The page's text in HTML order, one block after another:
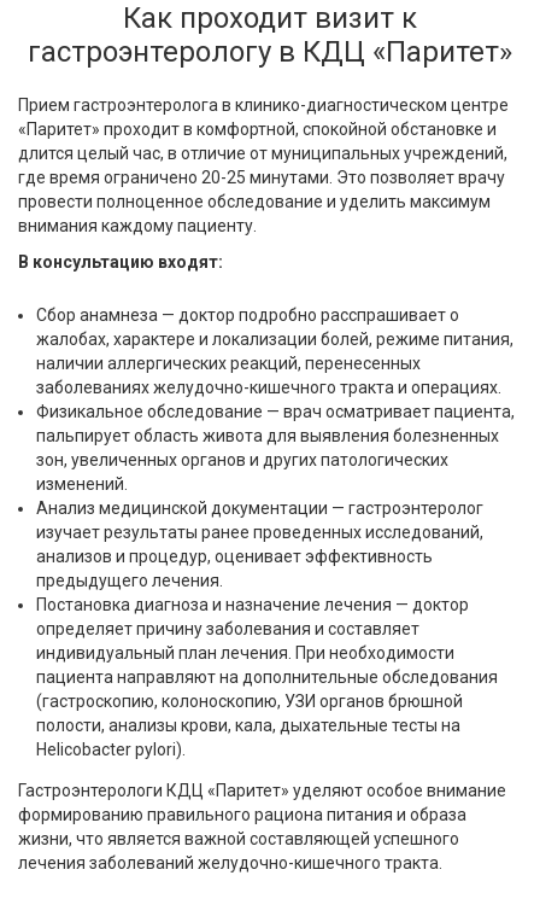
Как проходит визит к
гастроэнтерологу в КДЦ «Паритет»
Прием гастроэнтеролога в клинико-диагностическом центре
«Паритет» проходит в комфортной, спокойной обстановке и
длится целый час, в отличие от муниципальных учреждений,
где время ограничено 20-25 минутами. Это позволяет врачу
провести полноценное обследование и уделить максимум
внимания каждому пациенту.
В консультацию входят:
Сбор анамнеза — доктор подробно расспрашивает о
жалобах, характере и локализации болей, режиме питания,
наличии аллергических реакций, перенесенных
заболеваниях желудочно-кишечного тракта и операциях.
Физикальное обследование — врач осматривает пациента,
пальпирует область живота для выявления болезненных
зон, увеличенных органов и других патологических
изменений.
Анализ медицинской документации — гастроэнтеролог
изучает результаты ранее проведенных исследований,
анализов и процедур, оценивает эффективность
предыдущего лечения.
Постановка диагноза и назначение лечения — доктор
определяет причину заболевания и составляет
индивидуальный план лечения. При необходимости
пациента направляют на дополнительные обследования
(гастроскопию, колоноскопию, УЗИ органов брюшной
полости, анализы крови, кала, дыхательные тесты на
Helicobacter pylori).
Гастроэнтерологи КДЦ «Паритет» уделяют особое внимание
формированию правильного рациона питания и образа
жизни, что является важной составляющей успешного
лечения заболеваний желудочно-кишечного тракта.